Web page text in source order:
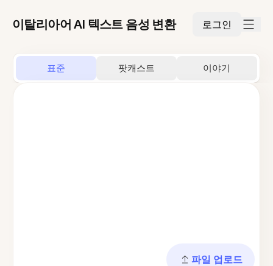
이탈리아어 AI 텍스트 음성 변환 로그인
표준 팟캐스트 이야기
파일 업로드